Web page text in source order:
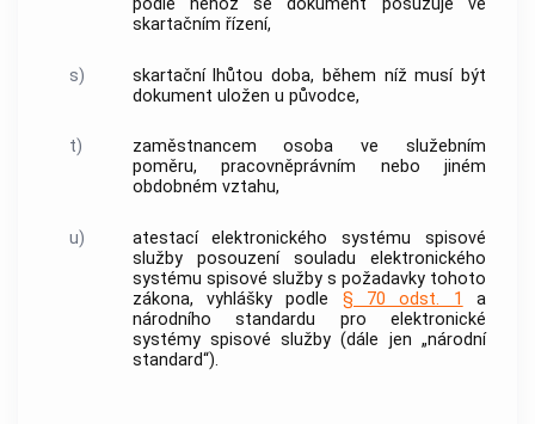
podle něhož sedokument posuzuje ve
skartačním řízení,
s) skartační lhůtou doba, během níž musí být
dokument uložen u původce,
t)
zaměstnancem osoba ve služebním
poměru, pracovněprávním nebo jiném
obdobném vztahu,
u)
atestací elektronického systému spisové
služby posouzení souladu elektronického
systému spisové služby s požadavky tohoto
zákona, vyhlášky podle § 70 odst. 1
a
národního standardu pro elektronické
systémy spisové služby (dále jen „národní
standard“).